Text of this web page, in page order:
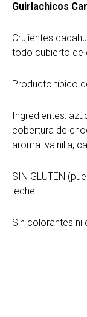
Guirlachicos
Crujientes
todo cubierto de
Producto típico
Ingredientes:
cobertura de
aroma: vainilla,
SIN GLUTEN
leche.
Sin colorantes ni